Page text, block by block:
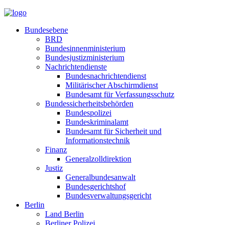
Bundesebene
BRD
Bundesinnenministerium
Bundesjustizministerium
Nachrichtendienste
Bundesnachrichtendienst
Militärischer Abschirmdienst
Bundesamt für Verfassungsschutz
Bundessicherheitsbehörden
Bundespolizei
Bundeskriminalamt
Bundesamt für Sicherheit und
Informationstechnik
Finanz
Generalzolldirektion
Justiz
Generalbundesanwalt
Bundesgerichtshof
Bundesverwaltungsgericht
Berlin
Land Berlin
Berliner Polizei